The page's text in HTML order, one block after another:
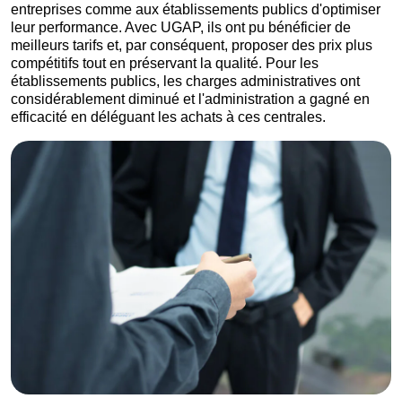
entreprises comme aux établissements publics d'optimiser
leur performance. Avec UGAP, ils ont pu bénéficier de
meilleurs tarifs et, par conséquent, proposer des prix plus
compétitifs tout en préservant la qualité. Pour les
établissements publics, les charges administratives ont
considérablement diminué et l'administration a gagné en
efficacité en déléguant les achats à ces centrales.